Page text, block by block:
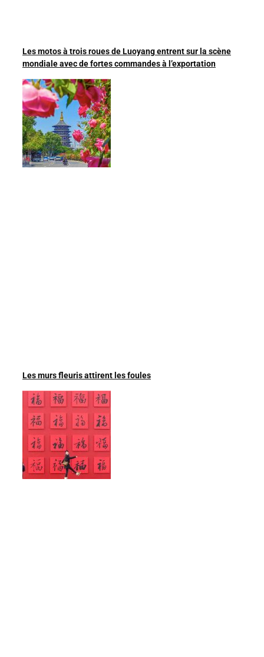
Les motos à trois roues de Luoyang entrent sur la scène
mondiale avec de fortes commandes à l’exportation
Les murs fleuris attirent les foules